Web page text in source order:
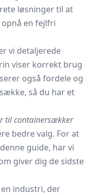
løsninger til at
en fejlfri
vi detaljerede
viser korrekt brug
også fordele og
så du har et
til containersækker
bedre valg. For at
guide, har vi
giver dig de sidste
industri, der